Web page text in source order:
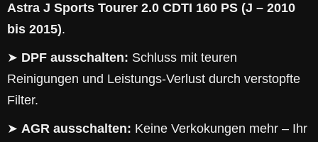
Astra J Sports Tourer 2.0 CDTI 160 PS (J – 2010
bis 2015).
➤ DPF ausschalten: Schluss mit teuren
Reinigungen und Leistungs-Verlust durch verstopfte
Filter.
➤ AGR ausschalten: Keine Verkokungen mehr – Ihr